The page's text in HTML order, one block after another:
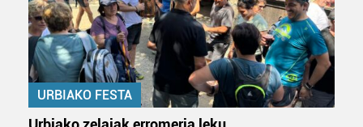
URBIAKO FESTA